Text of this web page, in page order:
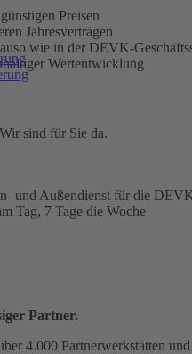
Preisen
Jahresverträgen
wie in der DEVK-
Wertentwicklung
sind für Sie da.
und Außendienst für die
Tag, 7 Tage die Woche
Partner.
4.000 Partnerwerkstätten